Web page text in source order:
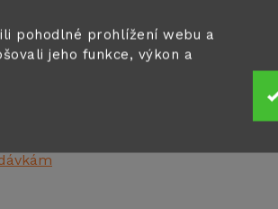
pohodlné prohlížení webu a
jeho funkce, výkon a